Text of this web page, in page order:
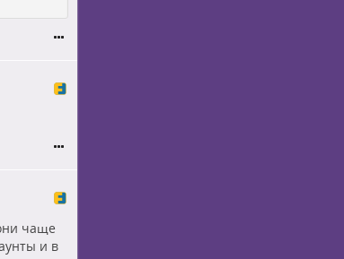
чаще
и в